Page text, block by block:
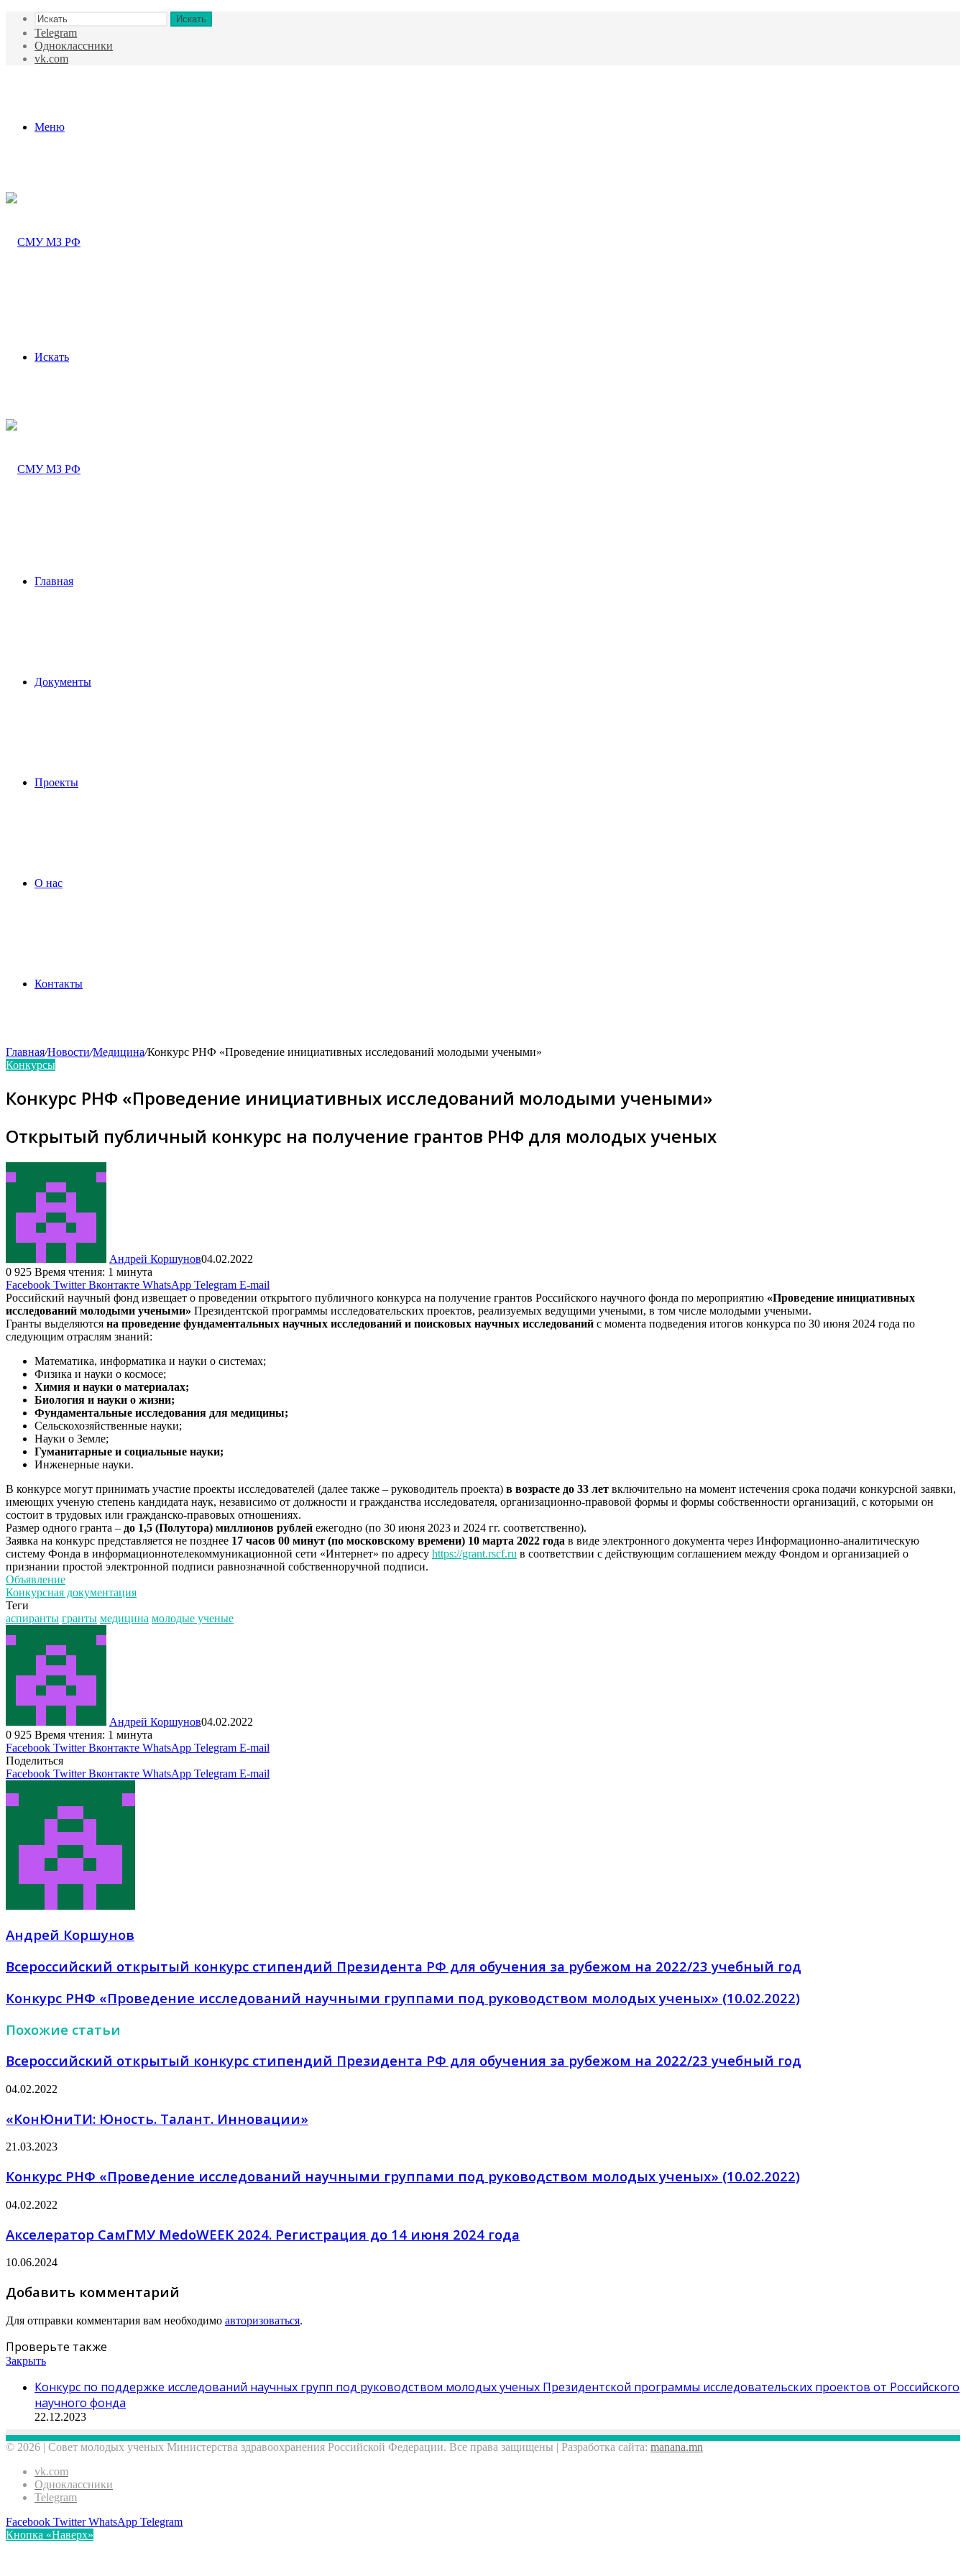
Искать
Telegram
Одноклассники
vk.com
Меню
Искать
Главная
Документы
Проекты
О нас
Контакты
Главная/Новости/Медицина/Конкурс РНФ «Проведение инициативных исследований молодыми учеными»
Конкурсы
Конкурс РНФ «Проведение инициативных исследований молодыми учеными»
Открытый публичный конкурс на получение грантов РНФ для молодых ученых
Андрей Коршунов04.02.2022
0 925 Время чтения: 1 минута
Facebook Twitter Вконтакте WhatsApp Telegram E-mail
Российский научный фонд извещает о проведении открытого публичного конкурса на получение грантов Российского научного фонда по мероприятию «Проведение инициативных
исследований молодыми учеными» Президентской программы исследовательских проектов, реализуемых ведущими учеными, в том числе молодыми учеными.
Гранты выделяются на проведение фундаментальных научных исследований и поисковых научных исследований с момента подведения итогов конкурса по 30 июня 2024 года по
следующим отраслям знаний:
Математика, информатика и науки о системах;
Физика и науки о космосе;
Химия и науки о материалах;
Биология и науки о жизни;
Фундаментальные исследования для медицины;
Сельскохозяйственные науки;
Науки о Земле;
Гуманитарные и социальные науки;
Инженерные науки.
В конкурсе могут принимать участие проекты исследователей (далее также – руководитель проекта) в возрасте до 33 лет включительно на момент истечения срока подачи конкурсной заявки,
имеющих ученую степень кандидата наук, независимо от должности и гражданства исследователя, организационно-правовой формы и формы собственности организаций, с которыми он
состоит в трудовых или гражданско-правовых отношениях.
Размер одного гранта – до 1,5 (Полутора) миллионов рублей ежегодно (по 30 июня 2023 и 2024 гг. соответственно).
Заявка на конкурс представляется не позднее 17 часов 00 минут (по московскому времени) 10 марта 2022 года в виде электронного документа через Информационно-аналитическую
систему Фонда в информационнотелекоммуникационной сети «Интернет» по адресу https://grant.rscf.ru в соответствии с действующим соглашением между Фондом и организацией о
признании простой электронной подписи равнозначной собственноручной подписи.
Объявление
Конкурсная документация
Теги
аспиранты гранты медицина молодые ученые
Андрей Коршунов04.02.2022
0 925 Время чтения: 1 минута
Facebook Twitter Вконтакте WhatsApp Telegram E-mail
Поделиться
Facebook Twitter Вконтакте WhatsApp Telegram E-mail
Андрей Коршунов
Всероссийский открытый конкурс стипендий Президента РФ для обучения за рубежом на 2022/23 учебный год
Конкурс РНФ «Проведение исследований научными группами под руководством молодых ученых» (10.02.2022)
Похожие статьи
Всероссийский открытый конкурс стипендий Президента РФ для обучения за рубежом на 2022/23 учебный год
04.02.2022
«КонЮниТИ: Юность. Талант. Инновации»
21.03.2023
Конкурс РНФ «Проведение исследований научными группами под руководством молодых ученых» (10.02.2022)
04.02.2022
Акселератор СамГМУ MedoWEEK 2024. Регистрация до 14 июня 2024 года
10.06.2024
Добавить комментарий
Для отправки комментария вам необходимо авторизоваться.
Проверьте также
Закрыть
Конкурс по поддержке исследований научных групп под руководством молодых ученых Президентской программы исследовательских проектов от Российского
научного фонда
22.12.2023
© 2026 | Совет молодых ученых Министерства здравоохранения Российской Федерации. Все права защищены | Разработка сайта: manana.mn
vk.com
Одноклассники
Telegram
Facebook Twitter WhatsApp Telegram
Кнопка «Наверх»